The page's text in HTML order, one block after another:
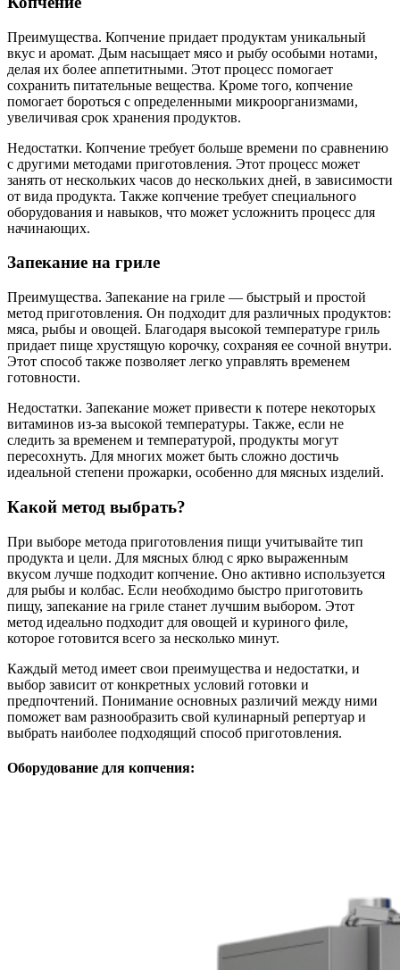
Преимущества. Копчение придает продуктам уникальный
вкус и аромат. Дым насыщает мясо и рыбу особыми нотами,
делая их более аппетитными. Этот процесс помогает
сохранить питательные вещества. Кроме того, копчение
помогает бороться с определенными микроорганизмами,
увеличивая срок хранения продуктов.
Недостатки. Копчение требует больше времени по сравнению
с другими методами приготовления. Этот процесс может
занять от нескольких часов до нескольких дней, в зависимости
от вида продукта. Также копчение требует специального
оборудования и навыков, что может усложнить процесс для
начинающих.
Запекание на гриле
Преимущества. Запекание на гриле — быстрый и простой
метод приготовления. Он подходит для различных продуктов:
мяса, рыбы и овощей. Благодаря высокой температуре гриль
придает пище хрустящую корочку, сохраняя ее сочной внутри.
Этот способ также позволяет легко управлять временем
готовности.
Недостатки. Запекание может привести к потере некоторых
витаминов из-за высокой температуры. Также, если не
следить за временем и температурой, продукты могут
пересохнуть. Для многих может быть сложно достичь
идеальной степени прожарки, особенно для мясных изделий.
Какой метод выбрать?
При выборе метода приготовления пищи учитывайте тип
продукта и цели. Для мясных блюд с ярко выраженным
вкусом лучше подходит копчение. Оно активно используется
для рыбы и колбас. Если необходимо быстро приготовить
пищу, запекание на гриле станет лучшим выбором. Этот
метод идеально подходит для овощей и куриного филе,
которое готовится всего за несколько минут.
Каждый метод имеет свои преимущества и недостатки, и
выбор зависит от конкретных условий готовки и
предпочтений. Понимание основных различий между ними
поможет вам разнообразить свой кулинарный репертуар и
выбрать наиболее подходящий способ приготовления.
Оборудование для копчения: